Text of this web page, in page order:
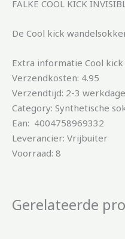
FALKE COOL KICK
De Cool kick
Extra informatie Cool
Verzendkosten: 4.95
Verzendtijd: 2-3
Category: Synthetische
Ean: 4004758969332
Leverancier: Vrijbuiter
Voorraad: 8
Gerelateerde